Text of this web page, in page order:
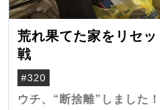
荒れ果てた家をリセ
戦
#320
ウチ、“断捨離”しました！